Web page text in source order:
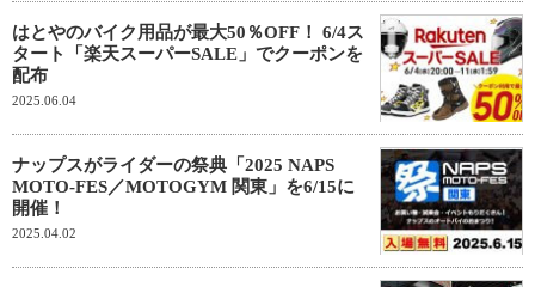
はとやのバイク用品が最大50％OFF！ 6/4ス
タート「楽天スーパーSALE」でクーポンを
配布
2025.06.04
ナップスがライダーの祭典「2025 NAPS
MOTO-FES／MOTOGYM 関東」を6/15に
開催！
2025.04.02